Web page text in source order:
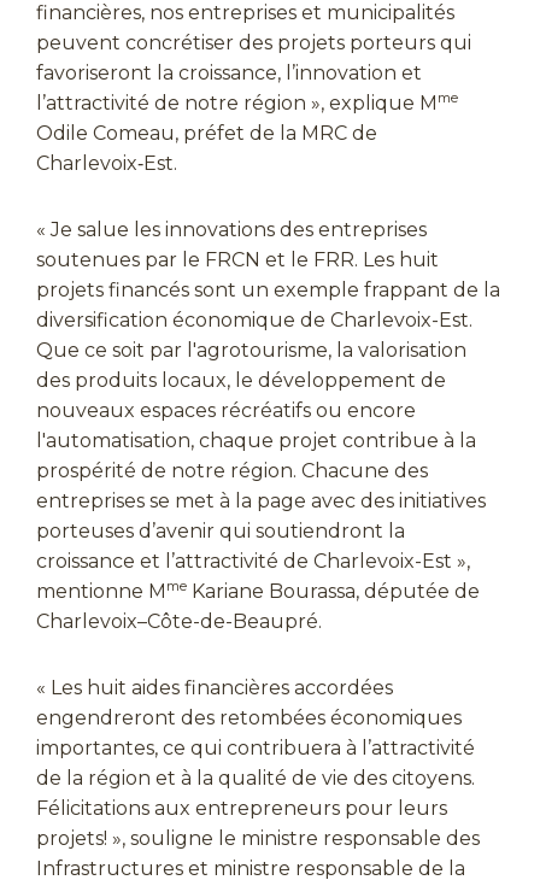
financières, nos entreprises et municipalités
peuvent concrétiser des projets porteurs qui
favoriseront la croissance, l’innovation et
l’attractivité de notre région », explique M me
Odile Comeau, préfet de la MRC de
Charlevoix‑Est.
« Je salue les innovations des entreprises
soutenues par le FRCN et le FRR. Les huit
projets financés sont un exemple frappant de la
diversification économique de Charlevoix-Est.
Que ce soit par l'agrotourisme, la valorisation
des produits locaux, le développement de
nouveaux espaces récréatifs ou encore
l'automatisation, chaque projet contribue à la
prospérité de notre région. Chacune des
entreprises se met à la page avec des initiatives
porteuses d’avenir qui soutiendront la
croissance et l’attractivité de Charlevoix-Est »,
mentionne M me Kariane Bourassa, députée de
Charlevoix–Côte-de-Beaupré.
« Les huit aides financières accordées
engendreront des retombées économiques
importantes, ce qui contribuera à l’attractivité
de la région et à la qualité de vie des citoyens.
Félicitations aux entrepreneurs pour leurs
projets! », souligne le ministre responsable des
Infrastructures et ministre responsable de la